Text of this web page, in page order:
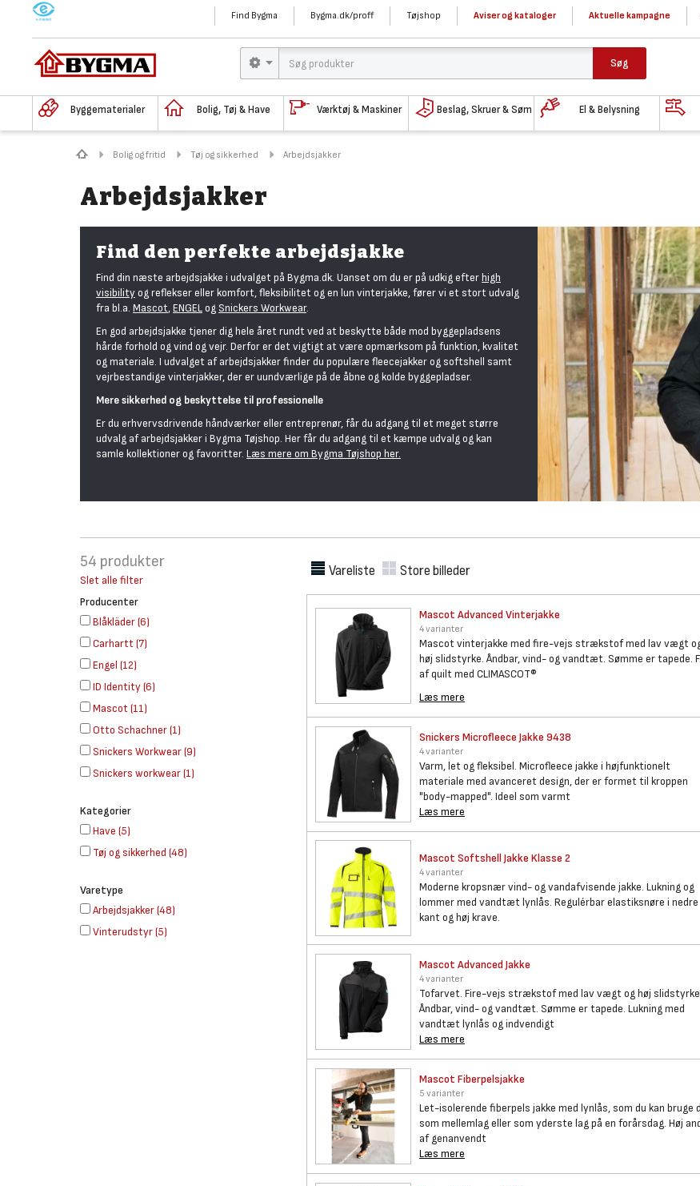
M Find Bygma Bygma.dk/proff Tøjshop Aviser og kataloger Aktuelle kampagne
Søg
Byggematerialer Bolig, Tøj & Have Værktøj & Maskiner Beslag, Skruer & Søm El & Belysning
Bolig og fritid Tøj og sikkerhed Arbejdsjakker
Arbejdsjakker
Find den perfekte arbejdsjakke
Find din næste arbejdsjakke i udvalget på Bygma.dk. Uanset om du er på udkig efterhigh
visibilityog reflekser eller komfort, fleksibilitet og en lun vinterjakke, fører vi et stort udvalg
fra bl.a. Mascot,ENGELog Snickers Workwear.
En god arbejdsjakke tjener dig hele året rundt ved at beskytte både mod byggepladsens
hårde forhold og vind og vejr. Derfor er det vigtigt at være opmærksom på funktion, kvalitet
og materiale. I udvalget af arbejdsjakker finder du populære fleecejakker og softshell samt
vejrbestandige vinterjakker, der er uundværlige på de åbne og kolde byggepladser.
Mere sikkerhed og beskyttelse til professionelle
Er du erhvervsdrivende håndværker eller entreprenør, får du adgang til et meget større
udvalg af arbejdsjakker i Bygma Tøjshop. Her får du adgang til et kæmpe udvalg og kan
samle kollektioner og favoritter. Læs mere om Bygma Tøjshop her.
54 produkter
Slet alle filter
Producenter
Blåkläder(6)
Carhartt(7)
Engel (12)
ID Identity(6)
Mascot(11)
Otto Schachner(1)
Snickers Workwear(9)
Snickers workwear(1)
Kategorier
Have (5)
Tøj og sikkerhed (48)
Varetype
Arbejdsjakker(48)
Vinterudstyr(5)
Vareliste Store billeder
Mascot Advanced Vinterjakke
4 varianter
Mascot vinterjakke med fire-vejs strækstof med lav vægt
høj slidstyrke. Åndbar, vind- og vandtæt. Sømme er tapede.
af quilt med CLIMASCOT®
Læs mere
Snickers Microfleece Jakke 9438
4 varianter
Varm, let og fleksibel. Microfleece jakke i højfunktionelt
materiale med avanceret design, der er formet til kroppen
"body-mapped". Ideel som varmt
Læs mere
Mascot Softshell Jakke Klasse 2
4 varianter
Moderne kropsnær vind- og vandafvisende jakke. Lukning og
lommer med vandtæt lynlås. Regulérbar elastiksnøre i nedre
kant og høj krave.
Mascot Advanced Jakke
4 varianter
Tofarvet. Fire-vejs strækstof med lav vægt og høj
Åndbar, vind- og vandtæt. Sømme er tapede. Lukning med
vandtæt lynlås og indvendigt
Læs mere
Mascot Fiberpelsjakke
5 varianter
Let-isolerende fiberpels jakke med lynlås, som du kan bruge
som mellemlag eller som yderste lag på en forårsdag. Høj
af genanvendt
Læs mere